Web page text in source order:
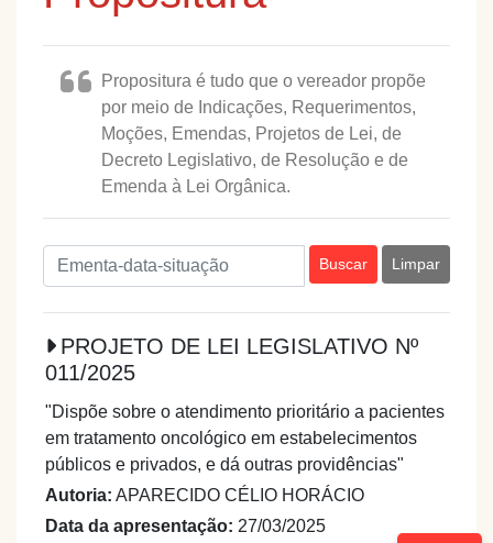
Propositura é tudo que o vereador propõe
por meio de Indicações, Requerimentos,
Moções, Emendas, Projetos de Lei, de
Decreto Legislativo, de Resolução e de
Emenda à Lei Orgânica.
Buscar Limpar
PROJETO DE LEI LEGISLATIVO Nº
011/2025
"Dispõe sobre o atendimento prioritário a pacientes
em tratamento oncológico em estabelecimentos
públicos e privados, e dá outras providências"
Autoria: APARECIDO CÉLIO HORÁCIO
Data da apresentação: 27/03/2025